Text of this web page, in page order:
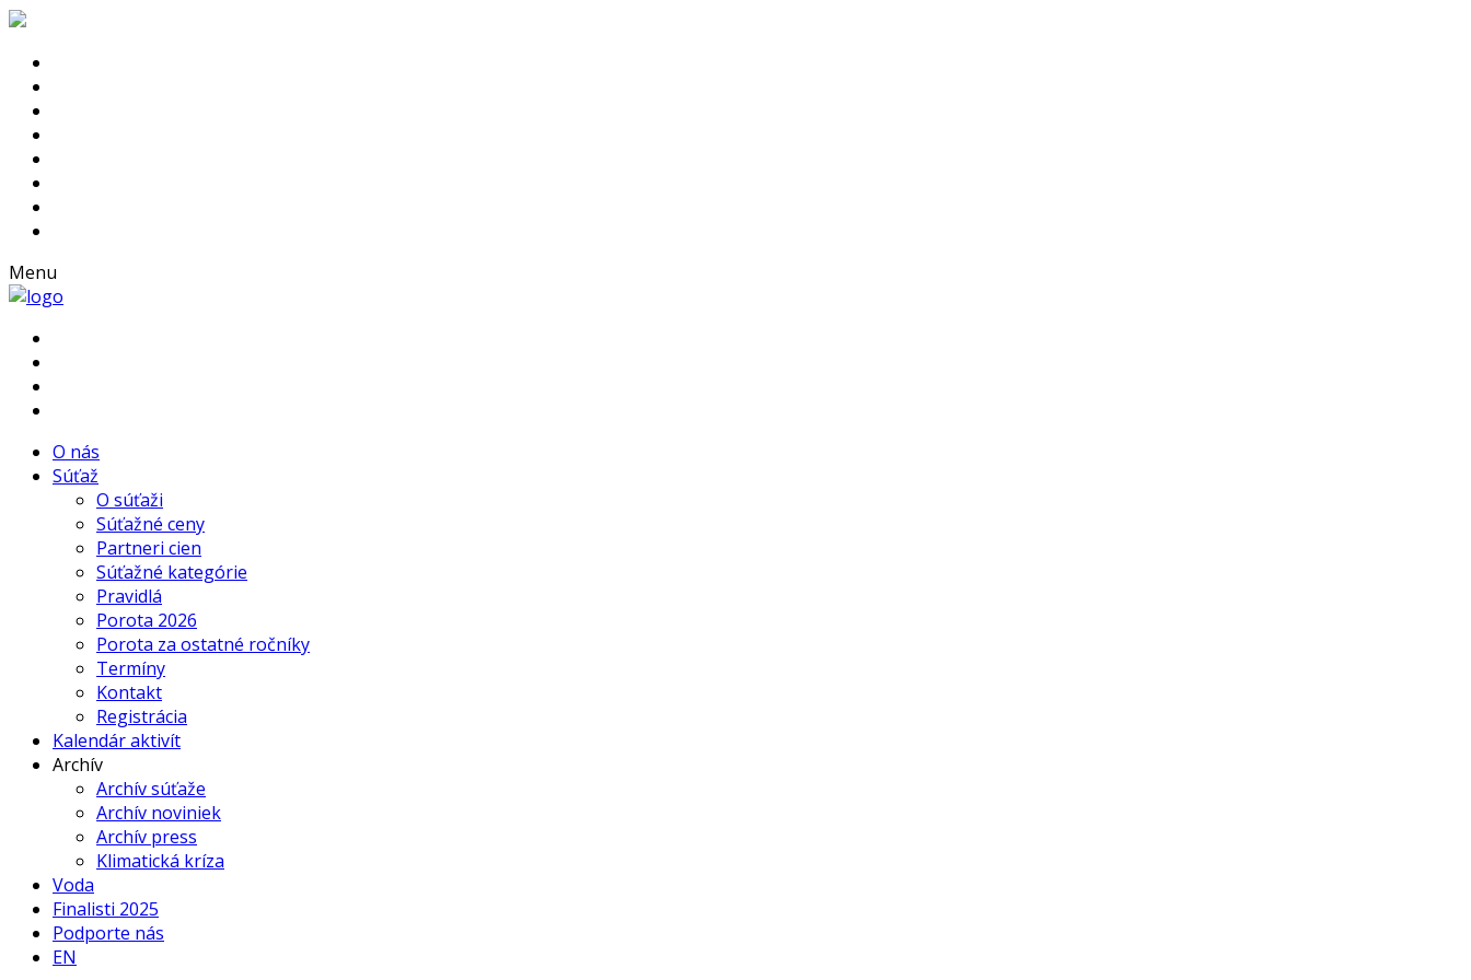
Menu
O nás
Súťaž
O súťaži
Súťažné ceny
Partneri cien
Súťažné kategórie
Pravidlá
Porota 2026
Porota za ostatné ročníky
Termíny
Kontakt
Registrácia
Kalendár aktivít
Archív
Archív súťaže
Archív noviniek
Archív press
Klimatická kríza
Voda
Finalisti 2025
Podporte nás
EN